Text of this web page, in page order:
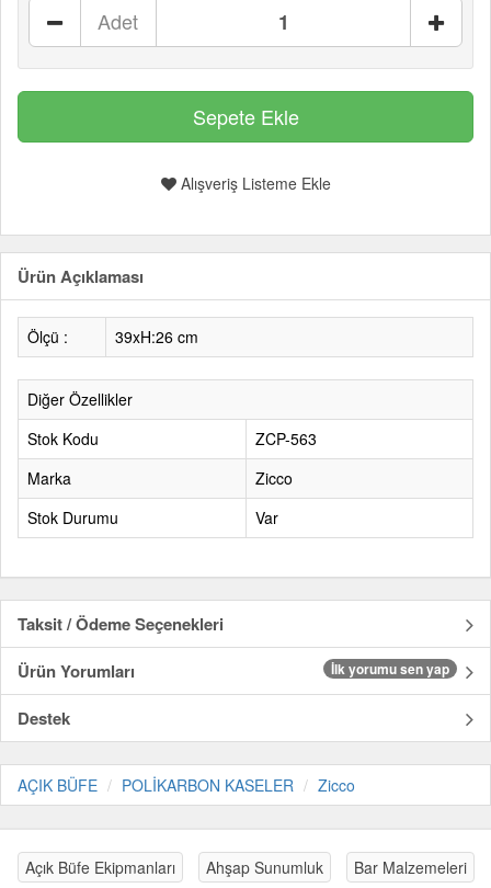
Adet
Alışveriş Listeme Ekle
Ürün Açıklaması
Ölçü : 39xH:26 cm
Diğer Özellikler
Stok Kodu
ZCP-563
Marka
Zicco
Stok Durumu
Var
Taksit / Ödeme Seçenekleri
Ürün Yorumları
İlk yorumu sen yap
Destek
AÇIK BÜFE POLİKARBON KASELER Zicco
Açık Büfe Ekipmanları Ahşap Sunumluk Bar Malzemeleri